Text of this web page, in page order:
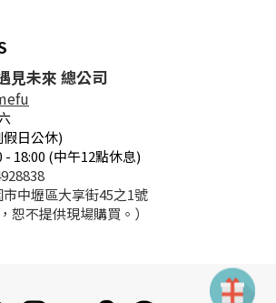
見未來 總公司
日公休)
- 18:00 (中午12點休息)
市中壢區大享街45之1號
恕不提供現場購買。）